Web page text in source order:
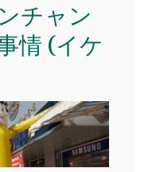
チャン
情 (イケ